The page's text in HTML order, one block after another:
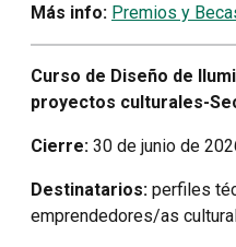
Más info: Premios y
Curso de Diseño de
proyectos culturales-
Cierre: 30 de junio de
Destinatarios: perfiles
emprendedores/as